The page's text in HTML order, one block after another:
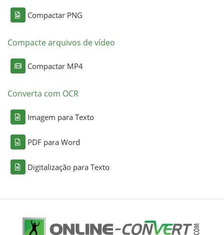
Compactar PNG
Compacte arquivos de vídeo
Compactar MP4
Converta com OCR
Imagem para Texto
PDF para Word
Digitalização para Texto